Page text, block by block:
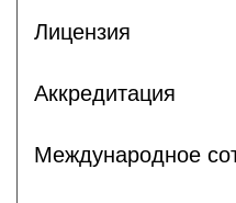
Лицензия
Аккредитация
Международное